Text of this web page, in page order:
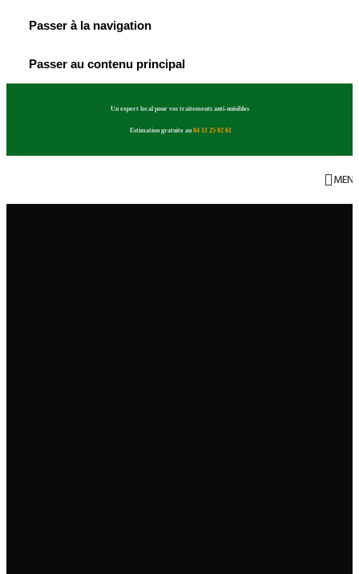
Passer à la navigation
Passer au contenu principal
Un expert local pour vos traitements anti-nuisibles
Estimation gratuite au 04 11 25 02 61